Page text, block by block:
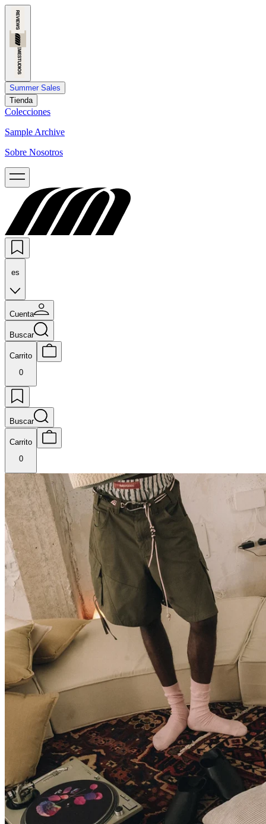
Summer Sales
Tienda
Colecciones
Sample Archive
Sobre Nosotros
es
Cuenta
Buscar
Carrito
0
Buscar
Carrito
0